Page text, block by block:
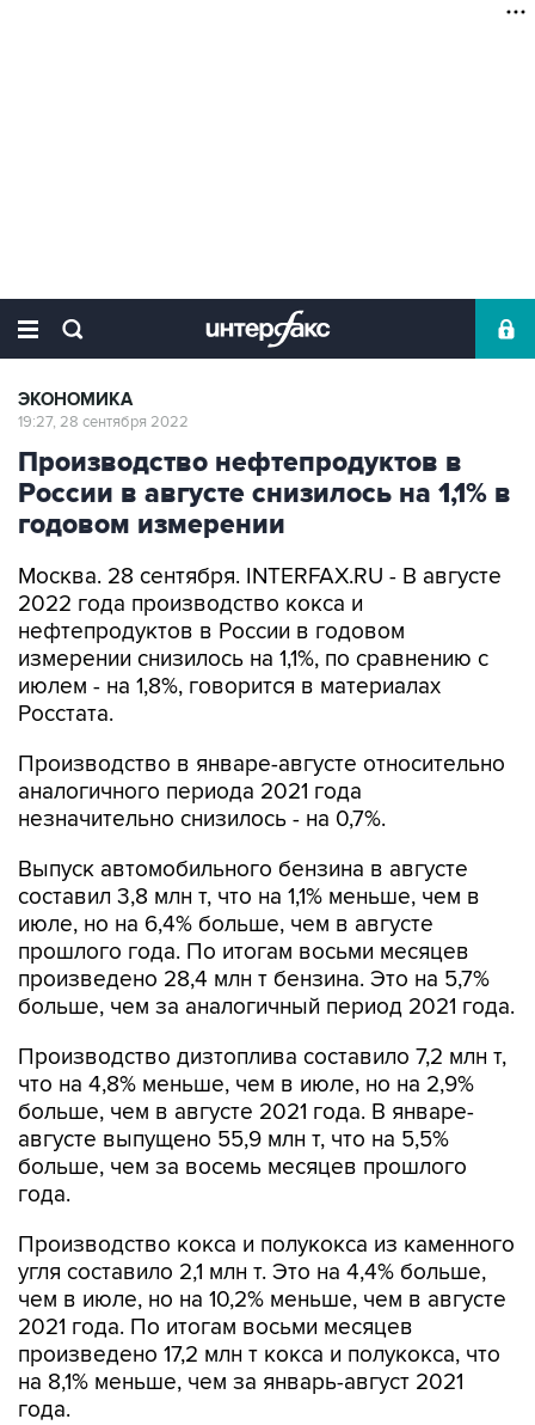
ЭКОНОМИКА
19:27, 28 сентября 2022
Производство нефтепродуктов в
России в августе снизилось на 1,1% в
годовом измерении
Москва. 28 сентября. INTERFAX.RU - В августе
2022 года производство кокса и
нефтепродуктов в России в годовом
измерении снизилось на 1,1%, по сравнению с
июлем - на 1,8%, говорится в материалах
Росстата.
Производство в январе-августе относительно
аналогичного периода 2021 года
незначительно снизилось - на 0,7%.
Выпуск автомобильного бензина в августе
составил 3,8 млн т, что на 1,1% меньше, чем в
июле, но на 6,4% больше, чем в августе
прошлого года. По итогам восьми месяцев
произведено 28,4 млн т бензина. Это на 5,7%
больше, чем за аналогичный период 2021 года.
Производство дизтоплива составило 7,2 млн т,
что на 4,8% меньше, чем в июле, но на 2,9%
больше, чем в августе 2021 года. В январе-
августе выпущено 55,9 млн т, что на 5,5%
больше, чем за восемь месяцев прошлого
года.
Производство кокса и полукокса из каменного
угля составило 2,1 млн т. Это на 4,4% больше,
чем в июле, но на 10,2% меньше, чем в августе
2021 года. По итогам восьми месяцев
произведено 17,2 млн т кокса и полукокса, что
на 8,1% меньше, чем за январь-август 2021
года.